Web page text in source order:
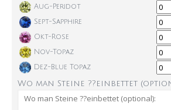
Aug-Peridot
Sept-Sapphire
Okt-Rose
Nov-Topaz
Dez-Blue Topaz
Wo man Steine ??einbettet